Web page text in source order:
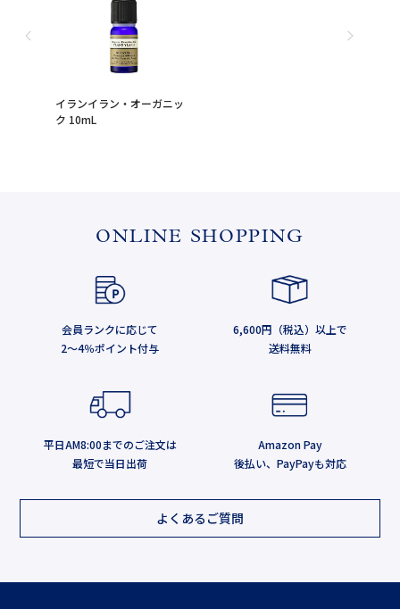
イランイラン・オーガニッ
ク 10mL
ONLINE SHOPPING
会員ランクに応じて
2～4％ポイント付与
6,600円（税込）以上で
送料無料
平日AM8:00までのご注文は
最短で当日出荷
Amazon Pay
後払い、PayPayも対応
よくあるご質問